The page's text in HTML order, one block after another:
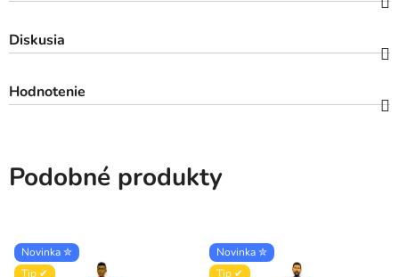
Diskusia
Hodnotenie
Podobné produkty
Novinka ✮
Tip ✔
Novinka ✮
Tip ✔